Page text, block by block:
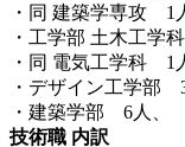
・ 同 建築学専攻 1
・ 工学部 土木工学
・ 同 電気工学科 1
・ デザイン工学部
・ 建築学部 6人、
技術職 内訳